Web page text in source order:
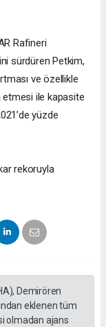
Rafineri
sürdüren Petkim,
ve özellikle
ile kapasite
yüzde
rekoruyla
Demirören
eklenen tüm
olmadan ajans